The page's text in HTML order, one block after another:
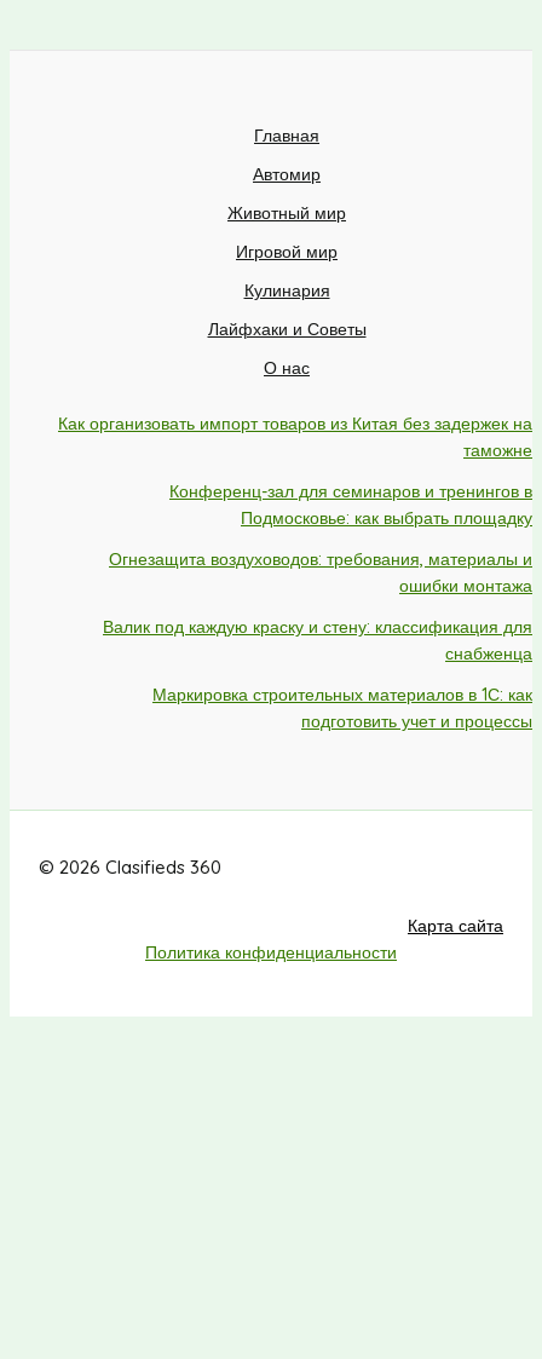
Главная
Автомир
Животный мир
Игровой мир
Кулинария
Лайфхаки и Советы
О нас
Как организовать импорт товаров из Китая без задержек на
таможне
Конференц-зал для семинаров и тренингов в
Подмосковье: как выбрать площадку
Огнезащита воздуховодов: требования, материалы и
ошибки монтажа
Валик под каждую краску и стену: классификация для
снабженца
Маркировка строительных материалов в 1С: как
подготовить учет и процессы
© 2026 Clasifieds 360
Карта сайта
Политика конфиденциальности